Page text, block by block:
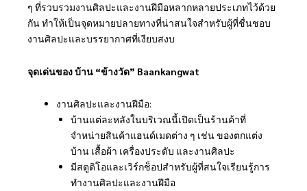
ๆ ที่รวบรวมงานศิลปะและงานฝีมือหลากหลายประเภทไว้ด้วย
กัน ทำให้เป็นจุดหมายปลายทางที่น่าสนใจสำหรับผู้ที่ชื่นชอบ
งานศิลปะและบรรยากาศที่เงียบสงบ
จุดเด่นของ บ้าน “ข้างวัด” Baankangwat
งานศิลปะและงานฝีมือ:
บ้านแต่ละหลังในบริเวณนี้เปิดเป็นร้านค้าที่
จำหน่ายสินค้าแฮนด์เมดต่าง ๆ เช่น ของตกแต่ง
บ้าน เสื้อผ้า เครื่องประดับ และงานศิลปะ
มีสตูดิโอและเวิร์กช็อปสำหรับผู้ที่สนใจเรียนรู้การ
ทำงานศิลปะและงานฝีมือ